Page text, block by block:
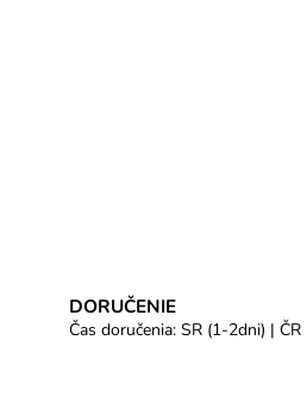
DORUČENIE
Čas doručenia: SR (1-2dni) |